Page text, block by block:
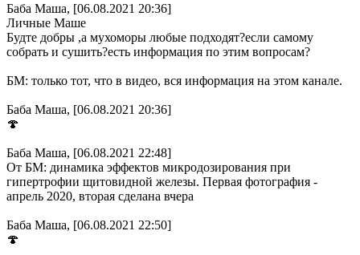
Баба Маша, [06.08.2021 20:36]
Личные Маше
Будте добры ,а мухоморы любые подходят?если самому
собрать и сушить?есть информация по этим вопросам?
БМ: только тот, что в видео, вся информация на этом канале.
Баба Маша, [06.08.2021 20:36]
🍄
Баба Маша, [06.08.2021 22:48]
От БМ: динамика эффектов микродозирования при
гипертрофии щитовидной железы. Первая фотография -
апрель 2020, вторая сделана вчера
Баба Маша, [06.08.2021 22:50]
🍄